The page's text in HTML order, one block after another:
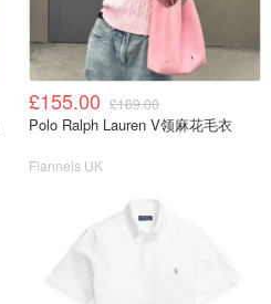
£155.00 £189.00
Polo Ralph Lauren V领麻花毛衣
Flannels UK